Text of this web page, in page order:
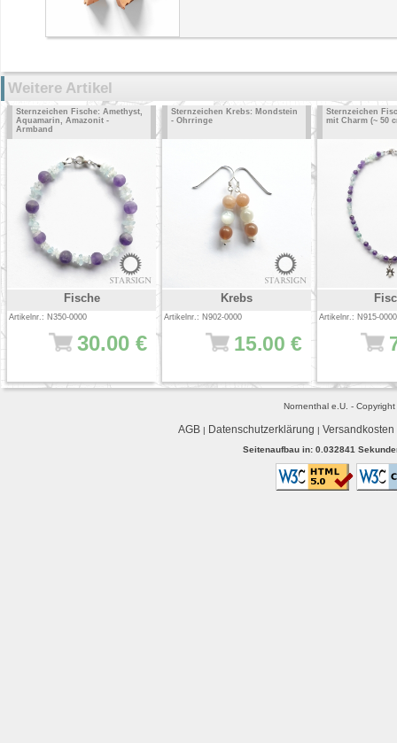
Weitere Artikel
Sternzeichen Fische: Amethyst,
Aquamarin, Amazonit -
Armband
Fische
Artikelnr.: N350-0000
30.00 €
Sternzeichen Krebs: Mondstein
- Ohrringe
Krebs
Artikelnr.: N902-0000
15.00 €
Sternzeichen
mit Charm (~ 50
Artikelnr.: N915-0000
Nornenthal e.U. -
AGB| Datenschutzerklärung | Versandkosten
Seitenaufbau in: 0.032841